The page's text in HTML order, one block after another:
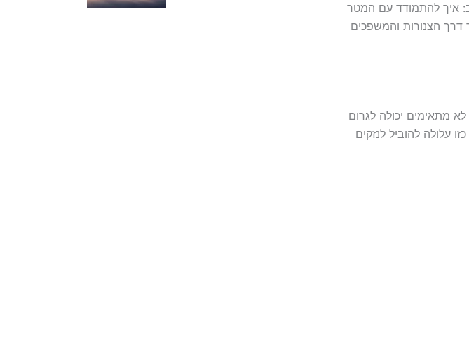
איך להתמודד עם המטר
דרך הצנורות והמשפכים
מתאימים יכולה לגרום
עלולה להוביל לנזקים